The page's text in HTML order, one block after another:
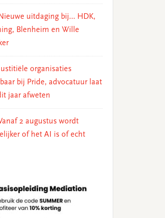
Nieuwe uitdaging bij… HDK,
Blenheim en Wille
Justitiële organisaties
bij Pride, advocatuur laat
jaar afweten
2 augustus wordt
of het AI is of echt